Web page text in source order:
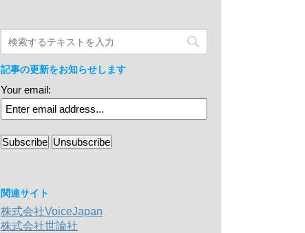
記事の更新をお知らせします
Your email:
関連サイト
株式会社VoiceJapan
株式会社世論社